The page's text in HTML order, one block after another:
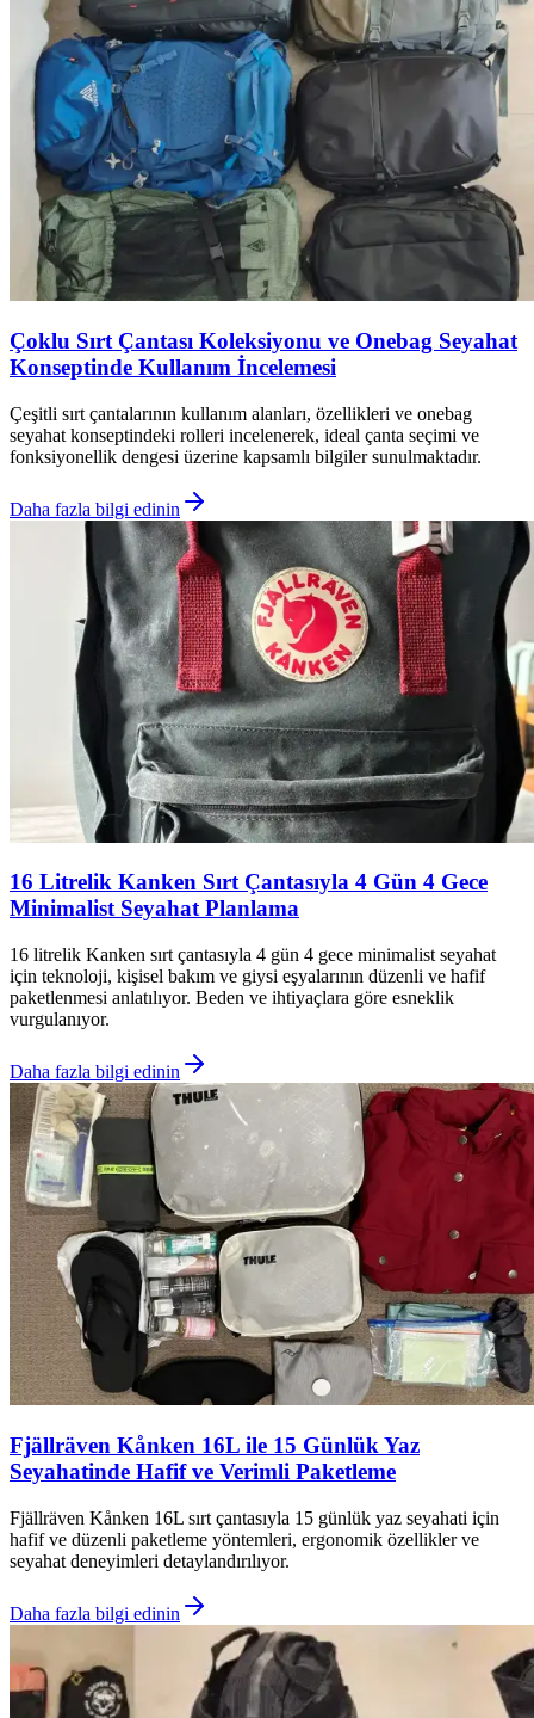
Çoklu Sırt Çantası Koleksiyonu ve Onebag Seyahat
Konseptinde Kullanım İncelemesi
Çeşitli sırt çantalarının kullanım alanları, özellikleri ve onebag
seyahat konseptindeki rolleri incelenerek, ideal çanta seçimi ve
fonksiyonellik dengesi üzerine kapsamlı bilgiler sunulmaktadır.
Daha fazla bilgi edinin
16 Litrelik Kanken Sırt Çantasıyla 4 Gün 4 Gece
Minimalist Seyahat Planlama
16 litrelik Kanken sırt çantasıyla 4 gün 4 gece minimalist seyahat
için teknoloji, kişisel bakım ve giysi eşyalarının düzenli ve hafif
paketlenmesi anlatılıyor. Beden ve ihtiyaçlara göre esneklik
vurgulanıyor.
Daha fazla bilgi edinin
Fjällräven Kånken 16L ile 15 Günlük Yaz
Seyahatinde Hafif ve Verimli Paketleme
Fjällräven Kånken 16L sırt çantasıyla 15 günlük yaz seyahati için
hafif ve düzenli paketleme yöntemleri, ergonomik özellikler ve
seyahat deneyimleri detaylandırılıyor.
Daha fazla bilgi edinin